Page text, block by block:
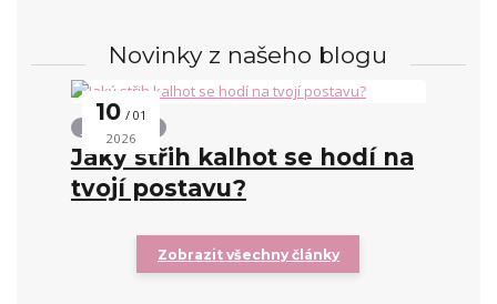
Novinky z našeho blogu
10 01
2026
Jaký střih kalhot se hodí na
tvojí postavu?
Zobrazit všechny články